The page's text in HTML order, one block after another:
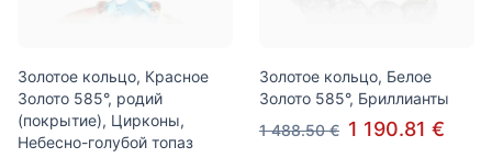
Золотое кольцо, Красное
Золото 585°, родий
(покрытие), Цирконы,
Небесно-голубой топаз
Золотое кольцо, Белое
Золото 585°, Бриллианты
1 488.50 € 1 190.81 €